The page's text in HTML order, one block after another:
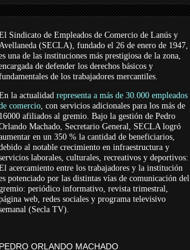
Sindicato de Empleados de Comercio de Lanús y
(SECLA), fundado el 26 de enero de 1947,
una de las instituciones más prestigiosa de la zona,
de defender los derechos básicos y
de los trabajadores mercantiles.
la actualidad representa a más de 30.000 empleados
comercio, con servicios adicionales para los más de
16000 afiliados al gremio. Bajo la gestión de Pedro
Machado, Secretario General, SECLA logró
en un 350 % la cantidad de beneficiarios,
al notable crecimiento en infraestructura y
laborales, culturales, recreativos y deportivos:
acercamiento entre los trabajadores y la institución
potenciado por las distintas vías de comunicación del
periódico informativo, revista trimestral,
web, redes sociales y programa televisivo
(Secla TV).
PEDRO ORLANDO MACHADO